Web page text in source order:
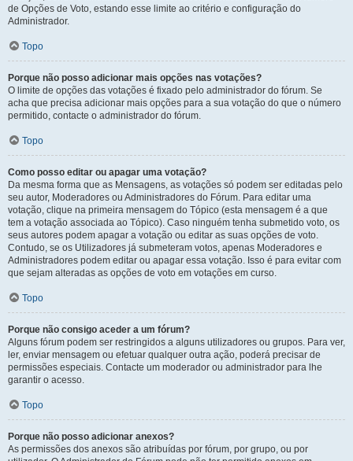
de Opções de Voto, estando esse limite ao critério e configuração do
Administrador.
Topo
Porque não posso adicionar mais opções nas votações?
O limite de opções das votações é fixado pelo administrador do fórum. Se
acha que precisa adicionar mais opções para a sua votação do que o número
permitido, contacte o administrador do fórum.
Topo
Como posso editar ou apagar uma votação?
Da mesma forma que as Mensagens, as votações só podem ser editadas pelo
seu autor, Moderadores ou Administradores do Fórum. Para editar uma
votação, clique na primeira mensagem do Tópico (esta mensagem é a que
tem a votação associada ao Tópico). Caso ninguém tenha submetido voto, os
seus autores podem apagar a votação ou editar as suas opções de voto.
Contudo, se os Utilizadores já submeteram votos, apenas Moderadores e
Administradores podem editar ou apagar essa votação. Isso é para evitar com
que sejam alteradas as opções de voto em votações em curso.
Topo
Porque não consigo aceder a um fórum?
Alguns fórum podem ser restringidos a alguns utilizadores ou grupos. Para ver,
ler, enviar mensagem ou efetuar qualquer outra ação, poderá precisar de
permissões especiais. Contacte um moderador ou administrador para lhe
garantir o acesso.
Topo
Porque não posso adicionar anexos?
As permissões dos anexos são atribuídas por fórum, por grupo, ou por